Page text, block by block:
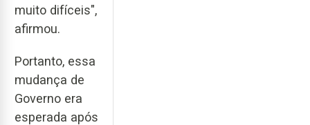
muito difíceis",
afirmou.
Portanto, essa
mudança de
Governo era
esperada após